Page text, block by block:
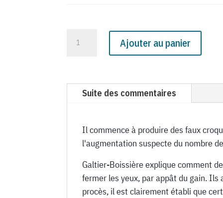
1935
Ajouter au panier
Suite des commentaires
Il commence à produire des faux
l'augmentation suspecte du nombre
Galtier-Boissière explique comment
fermer les yeux, par appât du gain.
procès, il est clairement établi que